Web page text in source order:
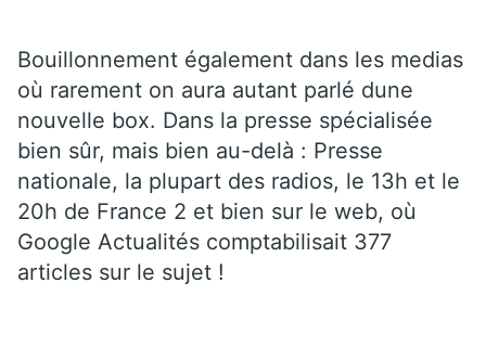
Bouillonnement également dans les medias
où rarement on aura autant parlé dune
nouvelle box. Dans la presse spécialisée
bien sûr, mais bien au-delà : Presse
nationale, la plupart des radios, le 13h et le
20h de France 2 et bien sur le web, où
Google Actualités comptabilisait 377
articles sur le sujet !